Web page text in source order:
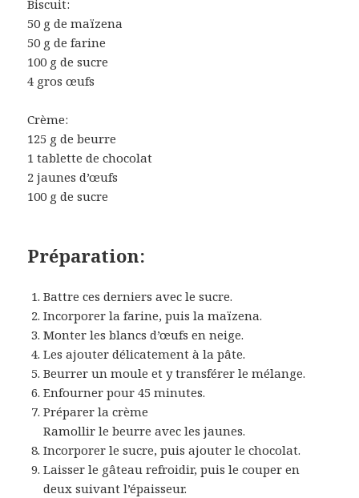
Biscuit:
50 g de maïzena
50 g de farine
100 g de sucre
4 gros œufs
Crème:
125 g de beurre
1 tablette de chocolat
2 jaunes d’œufs
100 g de sucre
Préparation:
Battre ces derniers avec le sucre.
Incorporer la farine, puis la maïzena.
Monter les blancs d’œufs en neige.
Les ajouter délicatement à la pâte.
Beurrer un moule et y transférer le mélange.
Enfourner pour 45 minutes.
Préparer la crème
Ramollir le beurre avec les jaunes.
Incorporer le sucre, puis ajouter le chocolat.
Laisser le gâteau refroidir, puis le couper en
deux suivant l’épaisseur.